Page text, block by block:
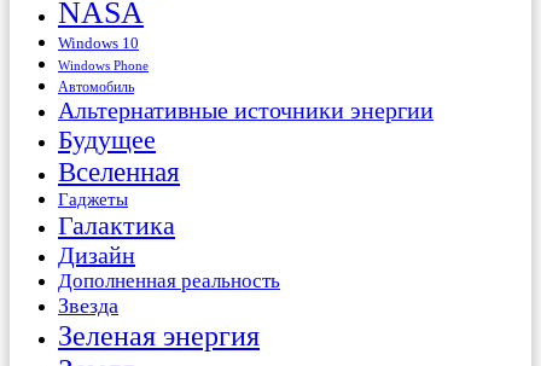
NASA
Windows 10
Windows Phone
Автомобиль
Альтернативные источники энергии
Будущее
Вселенная
Гаджеты
Галактика
Дизайн
Дополненная реальность
Звезда
Зеленая энергия